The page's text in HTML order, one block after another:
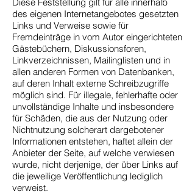
des eigenen Internetangebotes gesetzten
Links und Verweise sowie für
Fremdeinträge in vom Autor eingerichteten
Gästebüchern, Diskussionsforen,
Linkverzeichnissen, Mailinglisten und in
allen anderen Formen von Datenbanken,
auf deren Inhalt externe Schreibzugriffe
möglich sind. Für illegale, fehlerhafte oder
unvollständige Inhalte und insbesondere
für Schäden, die aus der Nutzung oder
Nichtnutzung solcherart dargebotener
Informationen entstehen, haftet allein der
Anbieter der Seite, auf welche verwiesen
wurde, nicht derjenige, der über Links auf
die jeweilige Veröffentlichung lediglich
verweist.